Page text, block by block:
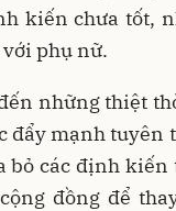
kiến chưa tốt,
phụ nữ.
những thiệt
đẩy mạnh tuyên
bỏ các định kiến
đồng để